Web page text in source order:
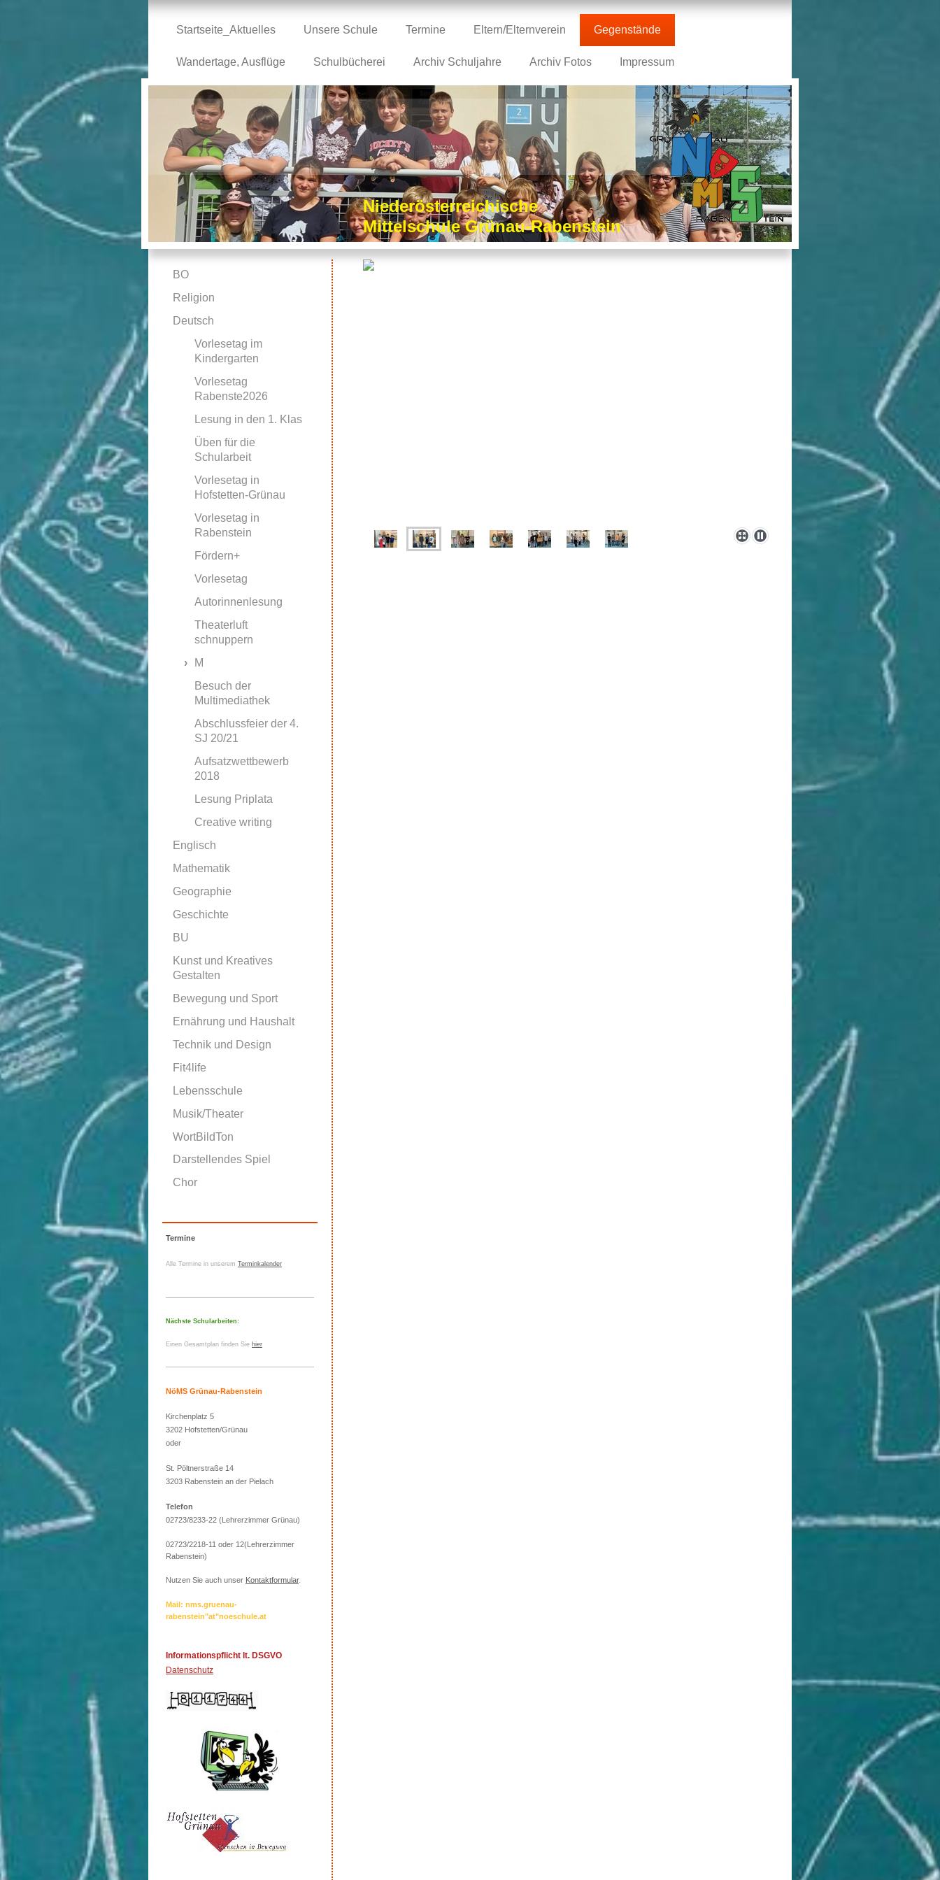
Startseite_Aktuelles Unsere Schule Termine Eltern/Elternverein Gegenstände
Wandertage, Ausflüge Schulbücherei Archiv Schuljahre Archiv Fotos Impressum
Niederösterreichische
Mittelschule Grünau-Rabenstein
BO
Religion
Deutsch
Vorlesetag im
Kindergarten
Vorlesetag
Rabenste2026
Lesung in den 1. Klas
Üben für die
Schularbeit
Vorlesetag in
Hofstetten-Grünau
Vorlesetag in
Rabenstein
Fördern+
Vorlesetag
Autorinnenlesung
Theaterluft
schnuppern
M
Besuch der
Multimediathek
Abschlussfeier der 4.
SJ 20/21
Aufsatzwettbewerb
2018
Lesung Priplata
Creative writing
Englisch
Mathematik
Geographie
Geschichte
BU
Kunst und Kreatives
Gestalten
Bewegung und Sport
Ernährung und Haushalt
Technik und Design
Fit4life
Lebensschule
Musik/Theater
WortBildTon
Darstellendes Spiel
Chor
Termine
Alle Termine in unserem Terminkalender
Nächste Schularbeiten:
Einen Gesamtplan finden Sie hier
NöMS Grünau-Rabenstein
Kirchenplatz 5
3202 Hofstetten/Grünau
oder
St. Pöltnerstraße 14
3203 Rabenstein an der Pielach
Telefon
02723/8233-22 (Lehrerzimmer Grünau)
02723/2218-11 oder 12(Lehrerzimmer
Rabenstein)
Nutzen Sie auch unser Kontaktformular.
Mail: nms.gruenau-
rabenstein"at"noeschule.at
Informationspflicht lt. DSGVO
Datenschutz